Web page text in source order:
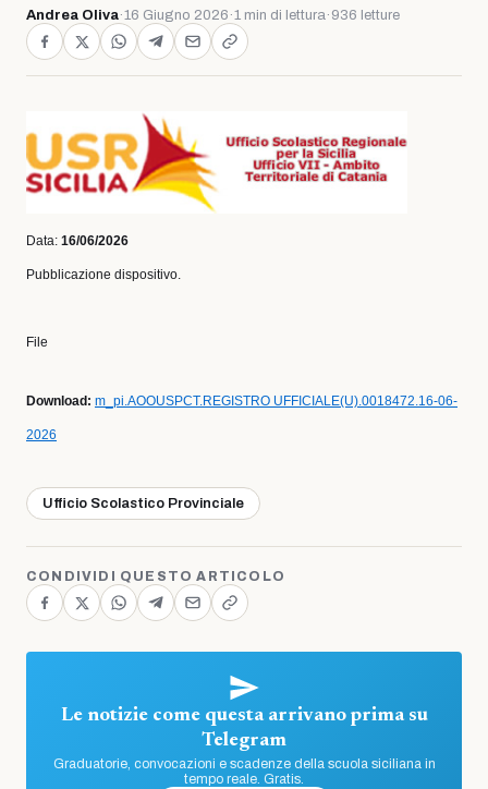
Andrea Oliva·16 Giugno 2026 ·1 min di lettura· 936 letture
Data: 16/06/2026
Pubblicazione dispositivo.
File
Download: m_pi.AOOUSPCT.REGISTRO UFFICIALE(U).0018472.16-06-
2026
Ufficio Scolastico Provinciale
CONDIVIDI QUESTO ARTICOLO
Le notizie come questa arrivano prima su
Telegram
Graduatorie, convocazioni e scadenze della scuola siciliana in
tempo reale. Gratis.